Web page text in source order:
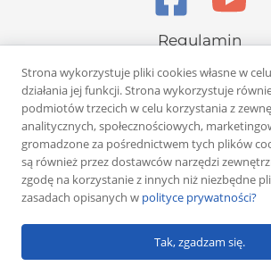
Regulamin
Polityka
Copyright © 2026 Rafał
Powered byKlub
Strona wykorzystuje pliki cookies własne w
działania jej funkcji. Strona wykorzystuje
podmiotów trzecich w celu korzystania z
analitycznych, społecznościowych,
gromadzone za pośrednictwem tych plików
są również przez dostawców narzędzi
zgodę na korzystanie z innych niż niezbędne
zasadach opisanych w polityce prywatności?
Tak, zgadzam się.